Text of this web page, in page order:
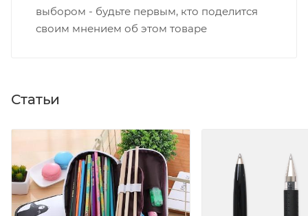
выбором - будьте первым, кто поделится
своим мнением об этом товаре
Статьи